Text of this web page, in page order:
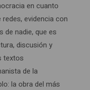
en cuanto
evidencia con
de nadie, que es
discusión y
textos
de la
la obra del más